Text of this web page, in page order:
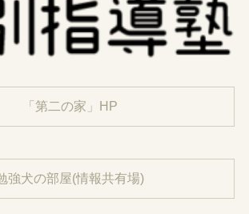
「第二の家」HP
強犬の部屋(情報共有場)